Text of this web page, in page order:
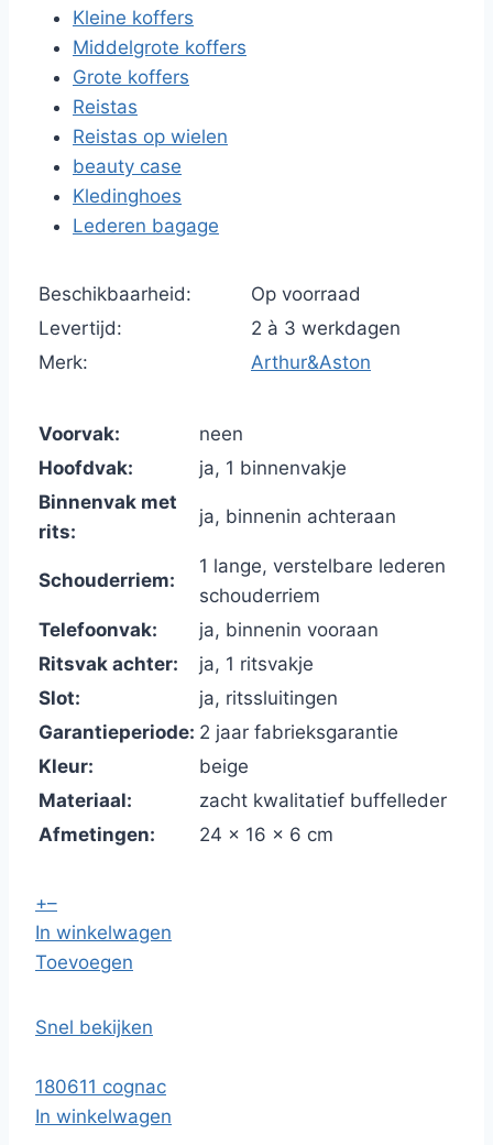
Kleine koffers
Middelgrote koffers
Grote koffers
Reistas
Reistas op wielen
beauty case
Kledinghoes
Lederen bagage
Beschikbaarheid:
Op voorraad
Levertijd:
2 à 3 werkdagen
Merk:
Arthur&Aston
Voorvak:
neen
Hoofdvak:
ja, 1 binnenvakje
Binnenvak met
rits:
ja, binnenin achteraan
Schouderriem:
1 lange, verstelbare lederen
schouderriem
Telefoonvak:
ja, binnenin vooraan
Ritsvak achter:
ja, 1 ritsvakje
Slot:
ja, ritssluitingen
Garantieperiode: 2 jaar fabrieksgarantie
Kleur:
beige
Materiaal:
zacht kwalitatief buffelleder
Afmetingen:
24 x 16 x 6 cm
+–
In winkelwagen
Toevoegen
Snel bekijken
180611 cognac
In winkelwagen